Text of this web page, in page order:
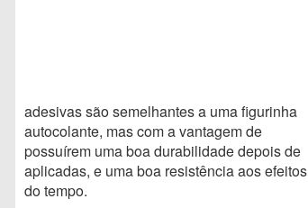
adesivas são semelhantes a uma figurinha
autocolante, mas com a vantagem de
possuírem uma boa durabilidade depois de
aplicadas, e uma boa resistência aos efeitos
do tempo.